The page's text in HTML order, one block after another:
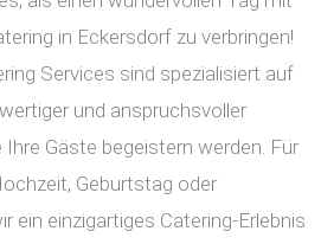
in Eckersdorf zu verbringen!
Services sind spezialisiert auf
und anspruchsvoller
Ihre Gäste begeistern werden. Für
Geburtstag oder
ein einzigartiges Catering-Erlebnis